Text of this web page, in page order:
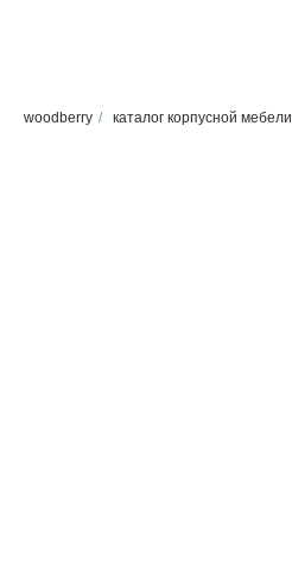
woodberry / каталог корпусной мебели